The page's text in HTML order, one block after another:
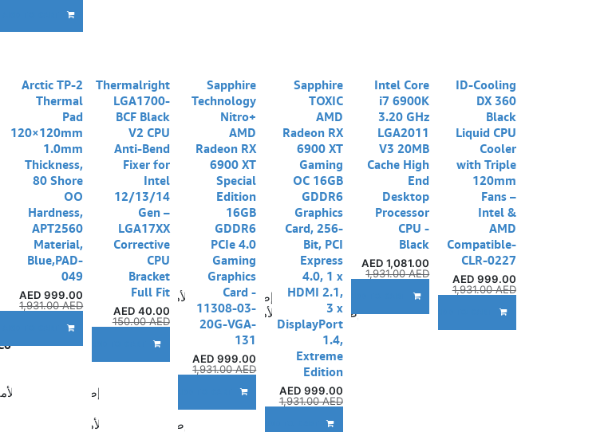
نفدت الكمية
ID-Cooling
DX 360
Black
Liquid CPU
Cooler
with Triple
120mm
Fans –
Intel &
AMD
Compatible-
CLR-0227
999.00
1,931.00AED
إضافة إلى قائمة الأمنيات
Intel Core
i7 6900K
3.20 GHz
LGA2011
V3 20MB
Cache High
End
Desktop
Processor
CPU -
Black
1,081.00
AED
1,931.00AED
إضافة إلى قائمة الأمنيات
Sapphire
TOXIC
AMD
Radeon RX
6900 XT
Gaming
OC 16GB
GDDR6
Graphics
Card, 256-
Bit, PCI
Express
4.0, 1 x
HDMI 2.1,
3 x
DisplayPort
1.4,
Extreme
Edition
999.00
1,931.00AED
إضافة إلى قائمة الأمنيات
Sapphire
Technology
Nitro+
AMD
Radeon RX
6900 XT
Special
Edition
16GB
GDDR6
PCIe 4.0
Gaming
Graphics
Card -
11308-03-
20G-VGA-
131
999.00
AED
1,931.00AED
إضافة إلى قائمة
Thermalright
LGA1700-
BCF Black
V2 CPU
Anti-Bend
Fixer for
Intel
12/13/14
Gen –
LGA17XX
Corrective
CPU
Bracket
Full Fit
40.00
150.00AED
Arctic TP-2
Thermal
Pad
120×120mm
1.0mm
Thickness,
80 Shore
OO
Hardness,
APT2560
Material,
Blue,PAD-
049
999.00
AED
1,931.00AED